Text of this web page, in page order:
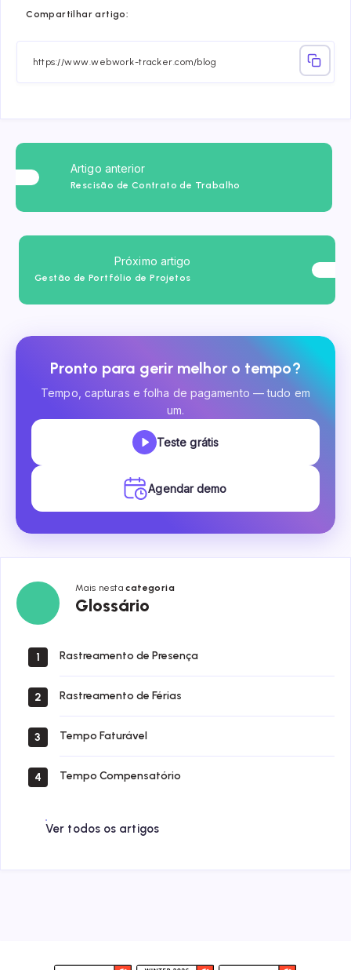
Compartilhar artigo:
Email
Artigo anterior
Rescisão de Contrato de Trabalho
Próximo artigo
Gestão de Portfólio de Projetos
Pronto para gerir melhor o tempo?
Tempo, capturas e folha de pagamento — tudo em
um.
Teste grátis
Agendar demo
Mais nestacategoria
Glossário
Glossário
1 Rastreamento de Presença
2 Rastreamento de Férias
3 Tempo Faturável
4 Tempo Compensatório
Ver todos os artigos